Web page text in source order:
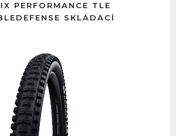
PERFORMANCE TLE
SKLÁDACÍ